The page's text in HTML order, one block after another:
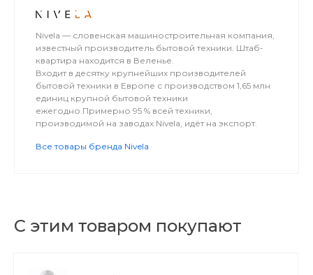
Nivela — словенская машиностроительная компания,
известный производитель бытовой техники. Штаб-
квартира находится в Веленье.
Входит в десятку крупнейших производителей
бытовой техники в Европе с производством 1,65 млн
единиц крупной бытовой техники
ежегодно.Примерно 95 % всей техники,
производимой на заводах Nivela, идёт на экспорт.
Все товары бренда Nivela
С этим товаром покупают